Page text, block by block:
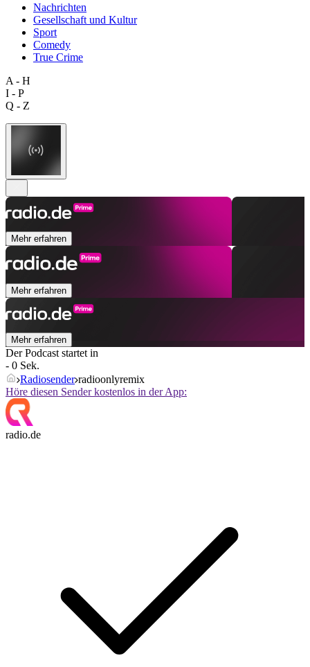
Nachrichten
Gesellschaft und Kultur
Sport
Comedy
True Crime
A - H
I - P
Q - Z
Mehr erfahren
Mehr erfahren
Mehr erfahren
Der Podcast startet in
- 0 Sek.
Radiosender radioonlyremix
Höre diesen Sender kostenlos in der App:
radio.de